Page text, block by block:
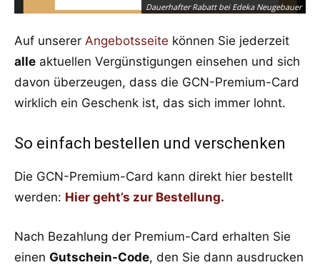
Dauerhafter Rabatt bei Edeka Neugebauer
Auf unserer Angebotsseite können Sie jederzeit
alle aktuellen Vergünstigungen einsehen und sich
davon überzeugen, dass die GCN-Premium-Card
wirklich ein Geschenk ist, das sich immer lohnt.
So einfach bestellen und verschenken
Die GCN-Premium-Card kann direkt hier bestellt
werden: Hier geht’s zur Bestellung.
Nach Bezahlung der Premium-Card erhalten Sie
einen Gutschein-Code, den Sie dann ausdrucken